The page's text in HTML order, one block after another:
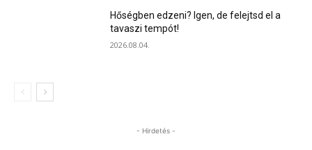
Hőségben edzeni? Igen, de felejtsd el a
tavaszi tempót!
2026.08.04.
- Hirdetés -